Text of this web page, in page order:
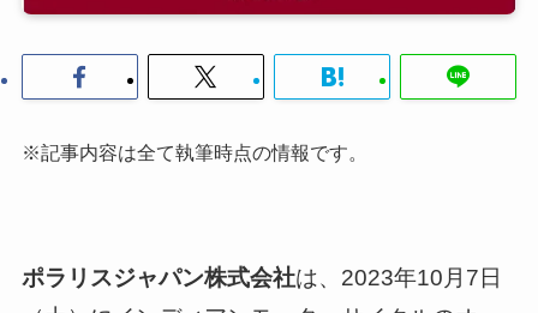
※記事内容は全て執筆時点の情報です。
ポラリスジャパン株式会社は、2023年10月7日